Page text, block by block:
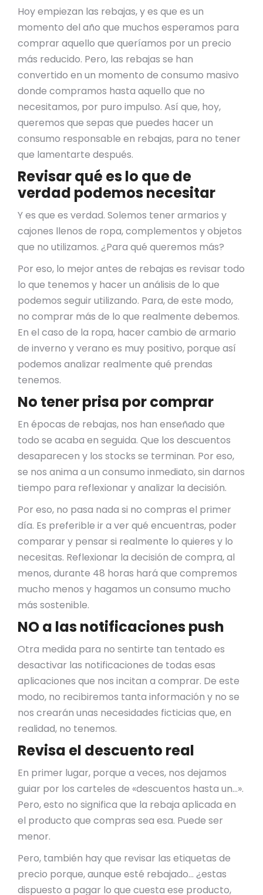
Hoy empiezan las rebajas, y es que es un
momento del año que muchos esperamos para
comprar aquello que queríamos por un precio
más reducido. Pero, las rebajas se han
convertido en un momento de consumo masivo
donde compramos hasta aquello que no
necesitamos, por puro impulso. Así que, hoy,
queremos que sepas que puedes hacer un
consumo responsable en rebajas, para no tener
que lamentarte después.
Revisar qué es lo que de
verdad podemos necesitar
Y es que es verdad. Solemos tener armarios y
cajones llenos de ropa, complementos y objetos
que no utilizamos. ¿Para qué queremos más?
Por eso, lo mejor antes de rebajas es revisar todo
lo que tenemos y hacer un análisis de lo que
podemos seguir utilizando. Para, de este modo,
no comprar más de lo que realmente debemos.
En el caso de la ropa, hacer cambio de armario
de inverno y verano es muy positivo, porque así
podemos analizar realmente qué prendas
tenemos.
No tener prisa por comprar
En épocas de rebajas, nos han enseñado que
todo se acaba en seguida. Que los descuentos
desaparecen y los stocks se terminan. Por eso,
se nos anima a un consumo inmediato, sin darnos
tiempo para reflexionar y analizar la decisión.
Por eso, no pasa nada si no compras el primer
día. Es preferible ir a ver qué encuentras, poder
comparar y pensar si realmente lo quieres y lo
necesitas. Reflexionar la decisión de compra, al
menos, durante 48 horas hará que compremos
mucho menos y hagamos un consumo mucho
más sostenible.
NO a las notificaciones push
Otra medida para no sentirte tan tentado es
desactivar las notificaciones de todas esas
aplicaciones que nos incitan a comprar. De este
modo, no recibiremos tanta información y no se
nos crearán unas necesidades ficticias que, en
realidad, no tenemos.
Revisa el descuento real
En primer lugar, porque a veces, nos dejamos
guiar por los carteles de «descuentos hasta un…».
Pero, esto no significa que la rebaja aplicada en
el producto que compras sea esa. Puede ser
menor.
Pero, también hay que revisar las etiquetas de
precio porque, aunque esté rebajado… ¿estas
dispuesto a pagar lo que cuesta ese producto,